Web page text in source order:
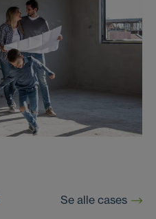
Se alle cases